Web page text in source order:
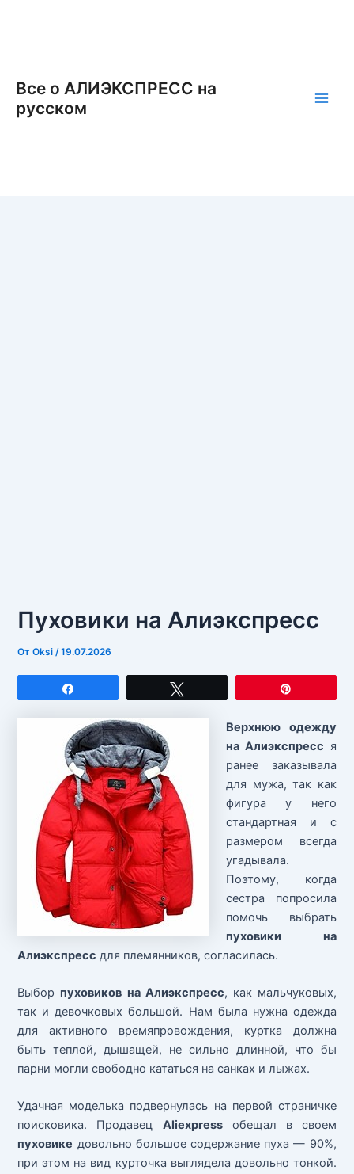
Все о АЛИЭКСПРЕСС на
русском
Пуховики на Алиэкспресс
ОтOksi /19.07.2026
Верхнюю одежду
на Алиэкспресс я
ранее заказывала
для мужа, так как
фигура у него
стандартная и с
размером всегда
угадывала.
Поэтому, когда
сестра попросила
помочь выбрать
пуховики на
Алиэкспресс для племянников, согласилась.
Выборпуховиков на Алиэкспресс, как мальчуковых,
так и девочковых большой. Нам была нужна одежда
для активного времяпровождения, куртка должна
быть теплой, дышащей, не сильно длинной, что бы
парни могли свободно кататься на санках и лыжах.
Удачная моделька подвернулась на первой страничке
поисковика. Продавец Aliexpressобещал в своем
пуховике довольно большое содержание пуха — 90%,
при этом на вид курточка выглядела довольно тонкой.